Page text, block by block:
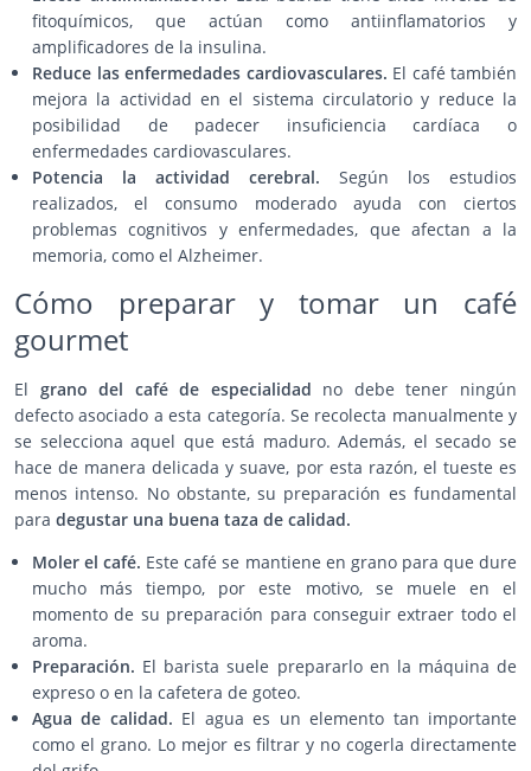
fitoquímicos, que actúan como antiinflamatorios y
amplificadores de la insulina.
Reduce las enfermedades cardiovasculares. El café también
mejora la actividad en el sistema circulatorio y reduce la
posibilidad de padecer insuficiencia cardíaca o
enfermedades cardiovasculares.
Potencia la actividad cerebral. Según los estudios
realizados, el consumo moderado ayuda con ciertos
problemas cognitivos y enfermedades, que afectan a la
memoria, como el Alzheimer.
Cómo preparar y tomar un café
gourmet
El grano del café de especialidad no debe tener ningún
defecto asociado a esta categoría. Se recolecta manualmente y
se selecciona aquel que está maduro. Además, el secado se
hace de manera delicada y suave, por esta razón, el tueste es
menos intenso. No obstante, su preparación es fundamental
para degustar una buena taza de calidad.
Moler el café. Este café se mantiene en grano para que dure
mucho más tiempo, por este motivo, se muele en el
momento de su preparación para conseguir extraer todo el
aroma.
Preparación. El barista suele prepararlo en la máquina de
expreso o en la cafetera de goteo.
Agua de calidad. El agua es un elemento tan importante
como el grano. Lo mejor es filtrar y no cogerla directamente